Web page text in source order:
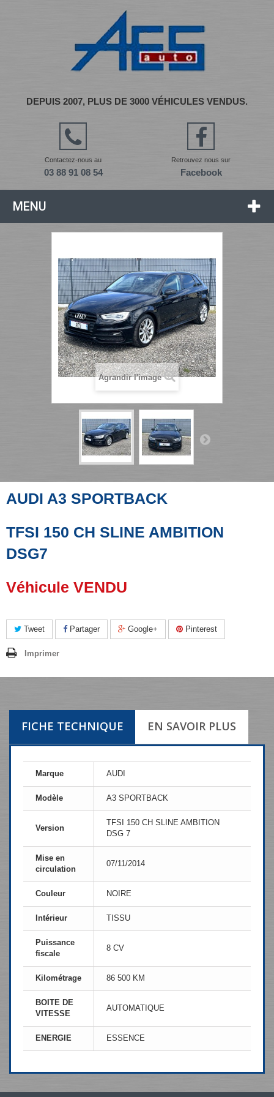
DEPUIS 2007, PLUS DE 3000 VÉHICULES VENDUS.
Retrouvez nous sur
Facebook
Contactez-nous au
03 88 91 08 54
MENU
Agrandir l'image
AUDI A3 SPORTBACK
TFSI 150 CH SLINE AMBITION
DSG7
Véhicule VENDU
Tweet Partager Google+ Pinterest
Imprimer
FICHE TECHNIQUE EN SAVOIR PLUS
Marque AUDI
Modèle A3 SPORTBACK
Version
TFSI 150 CH SLINE AMBITION
DSG 7
Mise en
circulation
07/11/2014
Couleur NOIRE
Intérieur TISSU
Puissance
fiscale
8 CV
Kilométrage 86 500 KM
BOITE DE
VITESSE
AUTOMATIQUE
ENERGIE ESSENCE